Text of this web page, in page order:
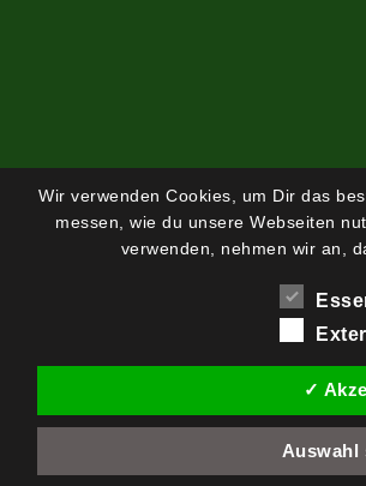
Wir verwenden Cookies, um Dir das
messen, wie du unsere Webseiten
verwenden, nehmen wir an,
✓
Auswahl